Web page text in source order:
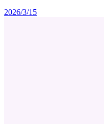
2026/3/15